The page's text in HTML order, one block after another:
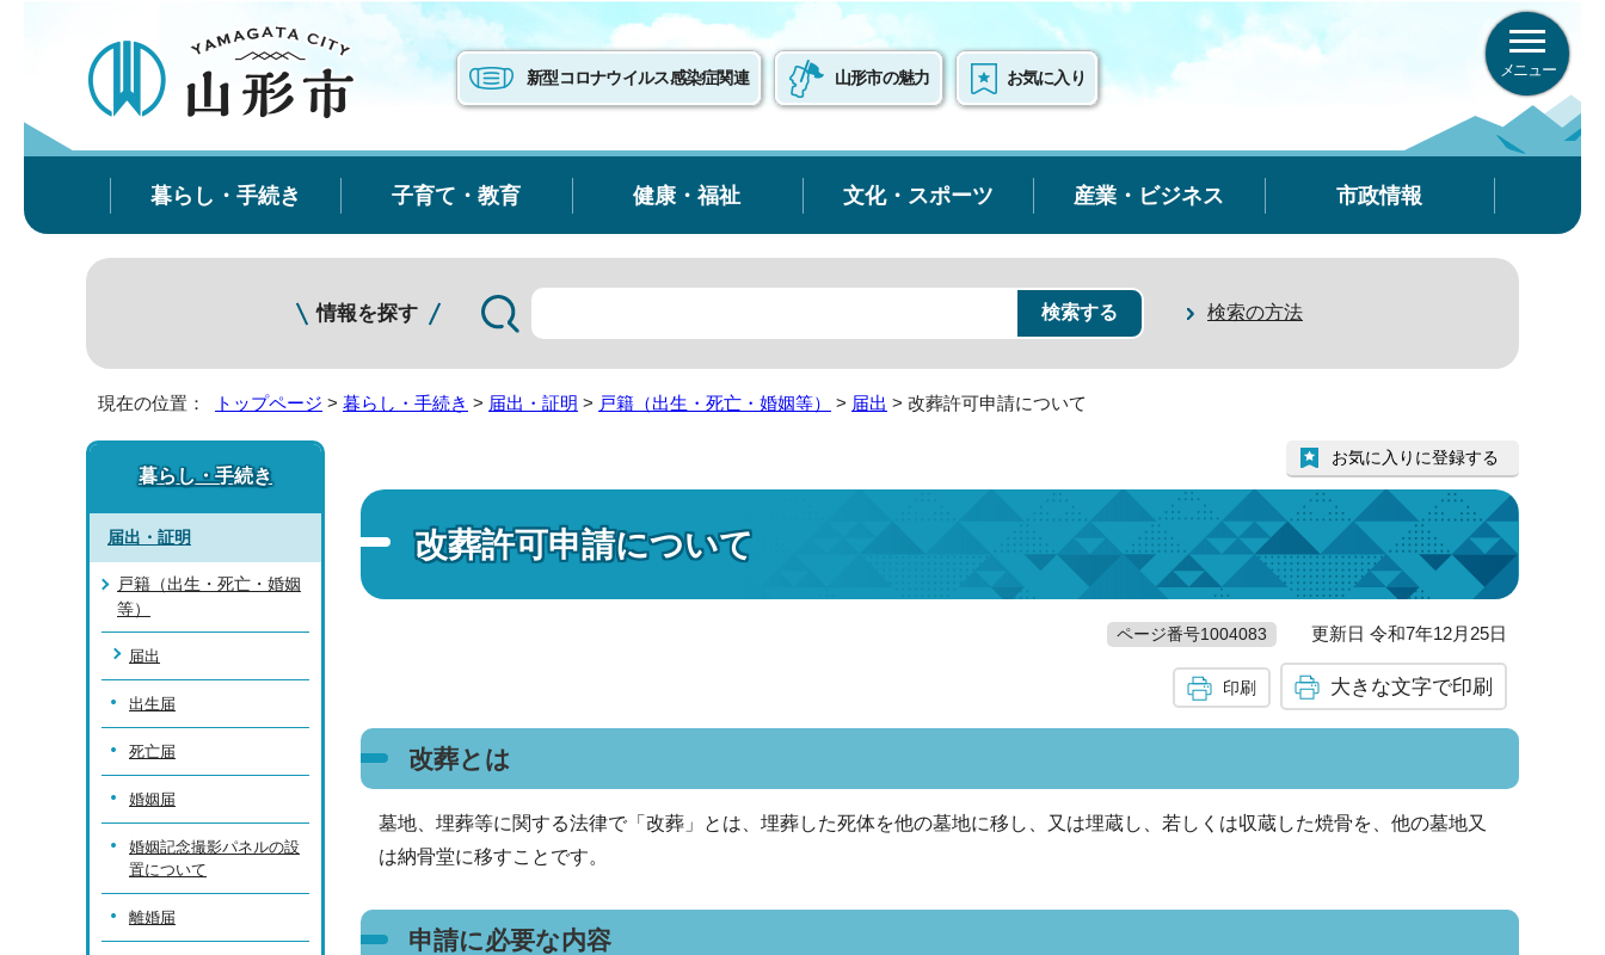
新型コロナウイルス感染症関連 山形市の魅力 お気に入り メニュー
暮らし・手続き 子育て・教育 健康・福祉 文化・スポーツ 産業・ビジネス 市政情報
情報を探す 検索の方法
現在の位置： トップページ > 暮らし・手続き > 届出・証明 > 戸籍（出生・死亡・婚姻等） > 届出 > 改葬許可申請について
改葬許可申請について
お気に入りに登録する
ページ番号1004083 更新日 令和7年12月25日
印刷 大きな文字で印刷
改葬とは
墓地、埋葬等に関する法律で「改葬」とは、埋葬した死体を他の墓地に移し、又は埋蔵し、若しくは収蔵した焼骨を、他の墓地又
は納骨堂に移すことです。
申請に必要な内容
暮らし・手続き
届出・証明
戸籍（出生・死亡・婚姻
等）
届出
出生届
死亡届
婚姻届
婚姻記念撮影パネルの設
置について
離婚届